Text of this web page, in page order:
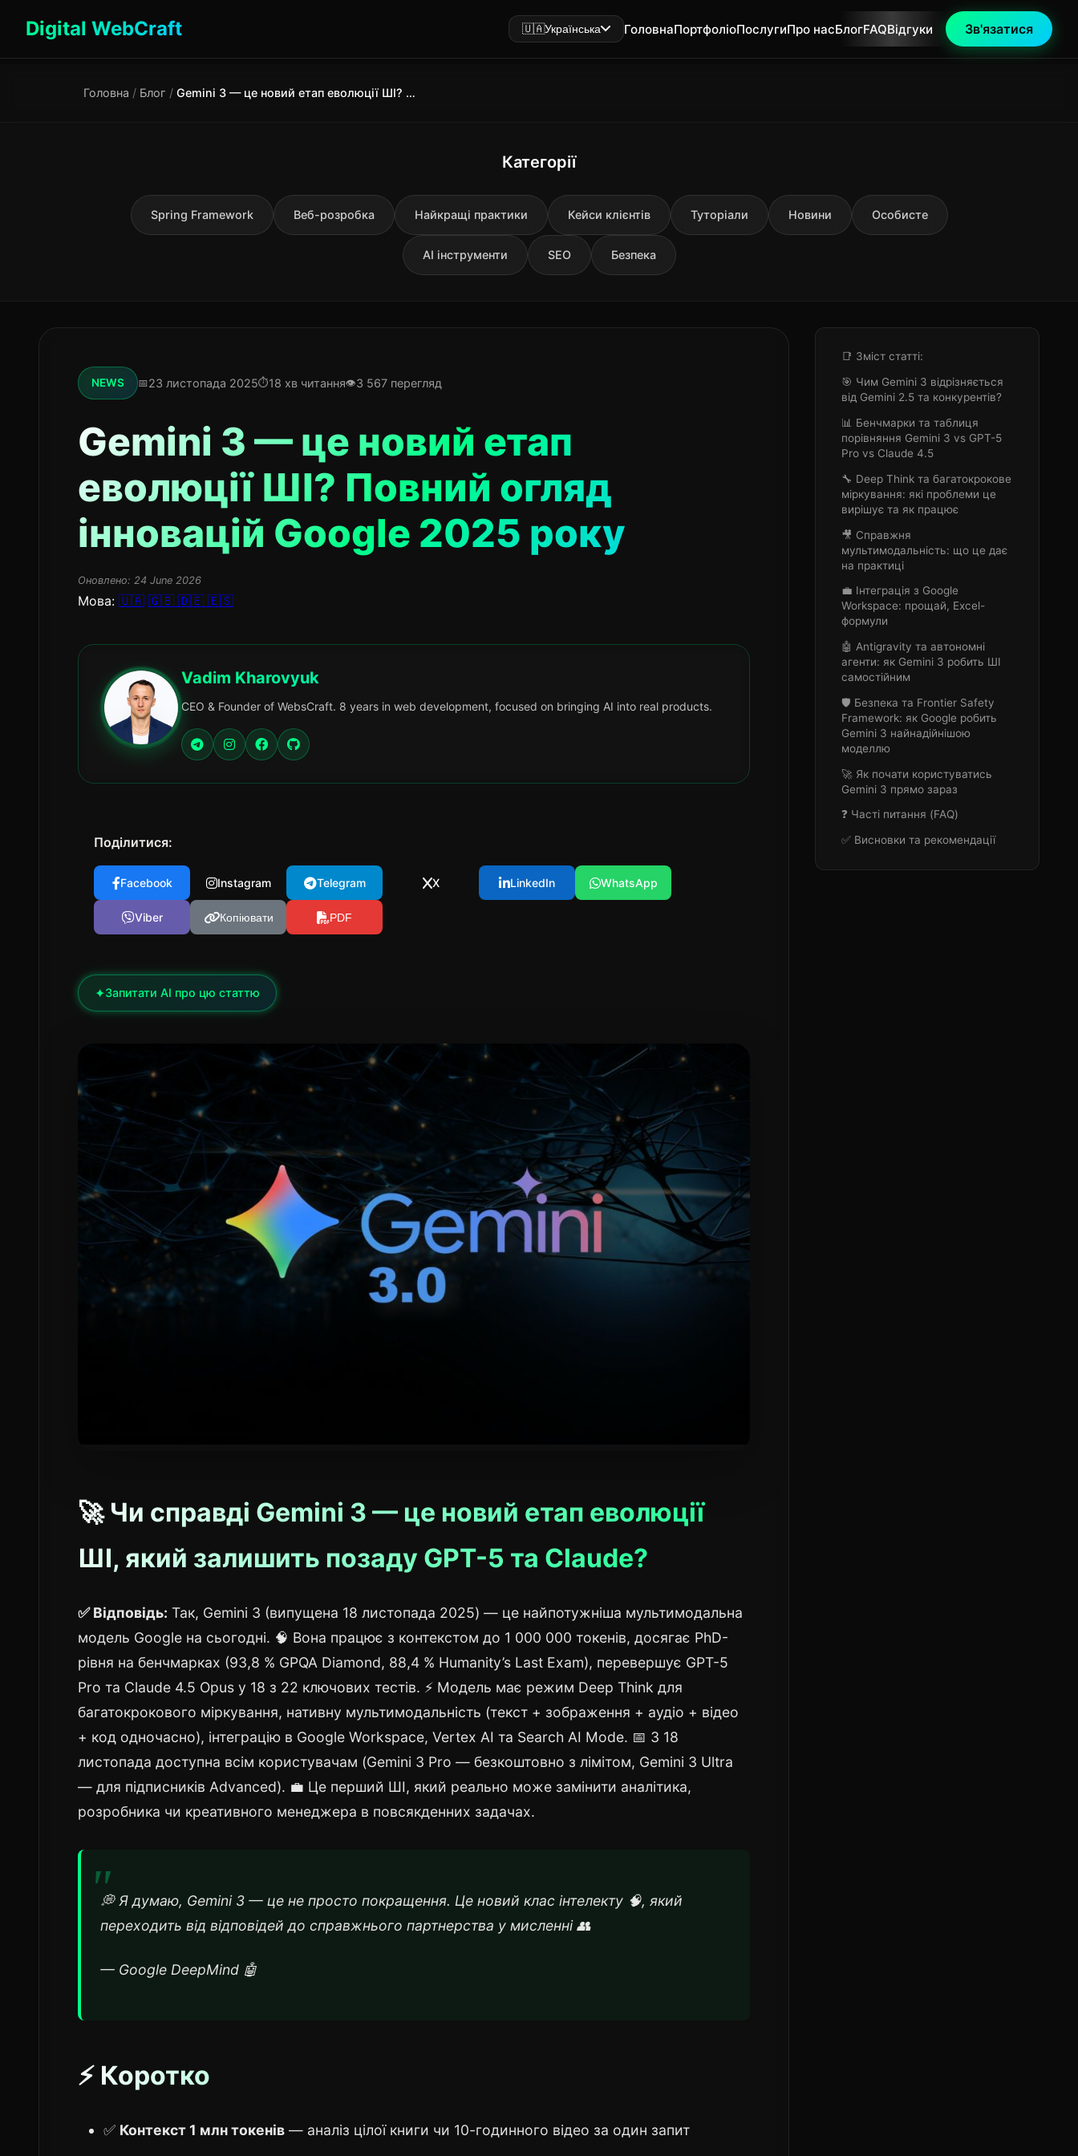
Digital WebCraft 🇺🇦Українська ГоловнаПортфоліоПослугиПро насБлогFAQВідгуки Зв'язатися
Головна / Блог / Gemini 3 — це новий етап еволюції ШІ? Повний огляд інновацій Google 2025 року
Категорії
Spring Framework Веб-розробка Найкращі практики Кейси клієнтів Туторіали Новини Особисте
AI інструменти SEO Безпека
NEWS 23 листопада 2025 18 хв читання 3 567 перегляд
Gemini 3 — це новий етап
еволюції ШІ? Повний огляд
інновацій Google 2025 року
Оновлено: 24 June 2026
Мова: 🇺🇦 🇬🇧 🇩🇪 🇪🇸
Vadim Kharovyuk
CEO & Founder of WebsCraft. 8 years in web development, focused on bringing AI into real products.
Поділитися:
Facebook Instagram Telegram X LinkedIn WhatsApp
Viber Копіювати PDF
✦Запитати AI про цю статтю
🚀 Чи справді Gemini 3 — це новий етап еволюції
ШІ, який залишить позаду GPT-5 та Claude?
✅ Відповідь: Так, Gemini 3 (випущена 18 листопада 2025) — це найпотужніша мультимодальна
модель Google на сьогодні. 🧠 Вона працює з контекстом до 1 000 000 токенів, досягає PhD-
рівня на бенчмарках (93,8 % GPQA Diamond, 88,4 % Humanity’s Last Exam), перевершує GPT-5
Pro та Claude 4.5 Opus у 18 з 22 ключових тестів. ⚡ Модель має режим Deep Think для
багатокрокового міркування, нативну мультимодальність (текст + зображення + аудіо + відео
+ код одночасно), інтеграцію в Google Workspace, Vertex AI та Search AI Mode. 📅 З 18
листопада доступна всім користувачам (Gemini 3 Pro — безкоштовно з лімітом, Gemini 3 Ultra
— для підписників Advanced). 💼 Це перший ШІ, який реально може замінити аналітика,
розробника чи креативного менеджера в повсякденних задачах.
💭 Я думаю, Gemini 3 — це не просто покращення. Це новий клас інтелекту 🧠, який
переходить від відповідей до справжнього партнерства у мисленні 👥
— Google DeepMind 🤖
⚡ Коротко
✅ Контекст 1 млн токенів — аналіз цілої книги чи 10-годинного відео за один запит
📑 Зміст статті:
🎯 Чим Gemini 3 відрізняється
від Gemini 2.5 та конкурентів?
📊 Бенчмарки та таблиця
порівняння Gemini 3 vs GPT-5
Pro vs Claude 4.5
🔧 Deep Think та багатокрокове
міркування: які проблеми це
вирішує та як працює
🎥 Справжня
мультимодальність: що це дає
на практиці
💼 Інтеграція з Google
Workspace: прощай, Excel-
формули
🤖 Antigravity та автономні
агенти: як Gemini 3 робить ШІ
самостійним
🛡️ Безпека та Frontier Safety
Framework: як Google робить
Gemini 3 найнадійнішою
моделлю
🚀 Як почати користуватись
Gemini 3 прямо зараз
❓ Часті питання (FAQ)
✅ Висновки та рекомендації